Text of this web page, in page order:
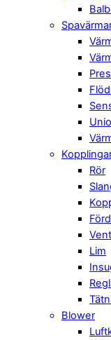
Rör
Lim
Blower